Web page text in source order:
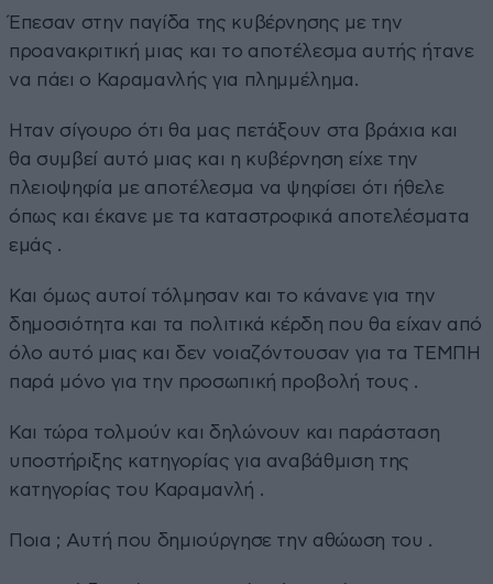
Έπεσαν στην παγίδα της κυβέρνησης με την
προανακριτική μιας και το αποτέλεσμα αυτής ήτανε
να πάει ο Καραμανλής για πλημμέλημα.
Ηταν σίγουρο ότι θα μας πετάξουν στα βράχια και
θα συμβεί αυτό μιας και η κυβέρνηση είχε την
πλειοψηφία με αποτέλεσμα να ψηφίσει ότι ήθελε
όπως και έκανε με τα καταστροφικά αποτελέσματα
εμάς .
Και όμως αυτοί τόλμησαν και το κάνανε για την
δημοσιότητα και τα πολιτικά κέρδη που θα είχαν από
όλο αυτό μιας και δεν νοιαζόντουσαν για τα ΤΕΜΠΗ
παρά μόνο για την προσωπική προβολή τους .
Και τώρα τολμούν και δηλώνουν και παράσταση
υποστήριξης κατηγορίας για αναβάθμιση της
κατηγορίας του Καραμανλή .
Ποια ; Αυτή που δημιούργησε την αθώωση του .